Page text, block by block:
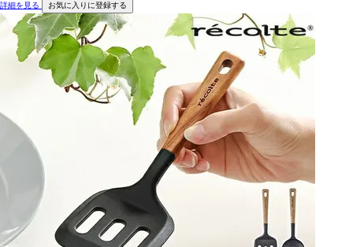
詳細を見る
お気に入りに登録する